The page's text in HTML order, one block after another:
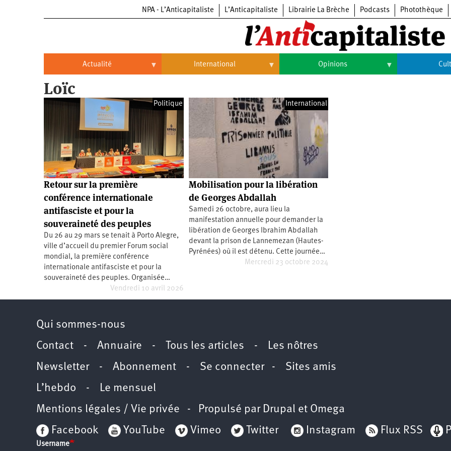
NPA - L’Anticapitaliste L’Anticapitaliste Librairie La Brèche Podcasts Photothèque
Actualité
Actualité
Politique
Entreprises
Entreprises
Automobile
Aéronautique
Commerce
Hôpitaux
SNCF
Services
Oppressions
Oppressions
Antiracisme
Féminisme
LGBTI
Économie
Écologie
Éducation
Santé
Vidéos
Dans
International
Brésil
Chine
États-
Unis
Continents
Afrique
Amérique
Nord
Amérique
Europe
Océanie
Opinions
Histoire
Loïc
Politique
Retour sur la première
conférence internationale
antifasciste et pour la
souveraineté des peuples
Du 26 au 29 mars se tenait à Porto Alegre,
ville d’accueil du premier Forum social
mondial, la première conférence
internationale antifasciste et pour la
souveraineté des peuples. Organisée…
Vendredi 10 avril 2026
International
Mobilisation pour la libération
de Georges Abdallah
Samedi 26 octobre, aura lieu la
manifestation annuelle pour demander la
libération de Georges Ibrahim Abdallah
devant la prison de Lannemezan (Hautes-
Pyrénées) où il est détenu. Cette journée…
Mercredi 23 octobre 2024
Qui sommes-nous
Contact - Annuaire - Tous les articles - Les nôtres
Newsletter- Abonnement - Se connecter- Sites amis
L’hebdo - Le mensuel
Mentions légales / Vie privée - Propulsé par Drupal et Omega
Facebook
YouTube Vimeo Twitter Instagram Flux RSS
Username